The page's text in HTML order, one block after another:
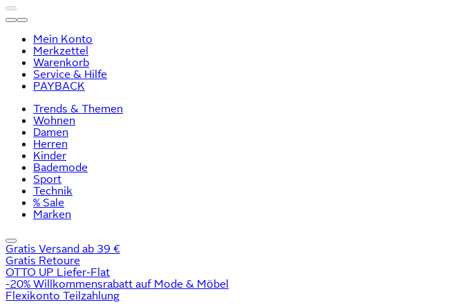
Mein Konto
Merkzettel
Warenkorb
Service & Hilfe
PAYBACK
Trends & Themen
Wohnen
Damen
Herren
Kinder
Bademode
Sport
Technik
% Sale
Marken
Gratis Versand ab 39 €
Gratis Retoure
OTTO UP Liefer-Flat
-20% Willkommensrabatt auf Mode & Möbel
Flexikonto Teilzahlung